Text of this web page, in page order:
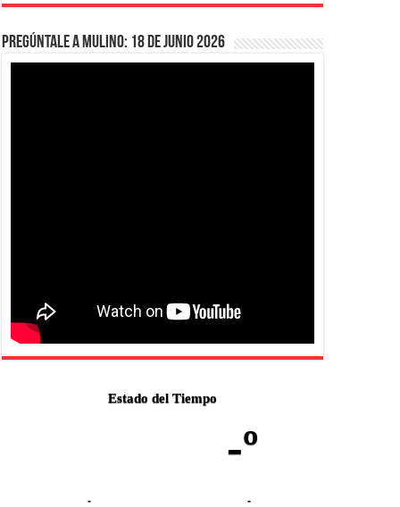
Pregúntale a Mulino: 18 de junio 2026
Estado del Tiempo
-º
-
-